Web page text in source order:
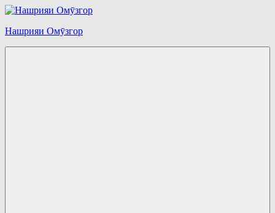
Перейти
содержимому
Нашрияи Омӯзгор